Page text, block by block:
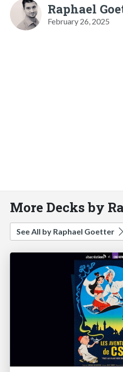
Raphael
February 26, 2025
More Decks by
See All by Raphael Goetter